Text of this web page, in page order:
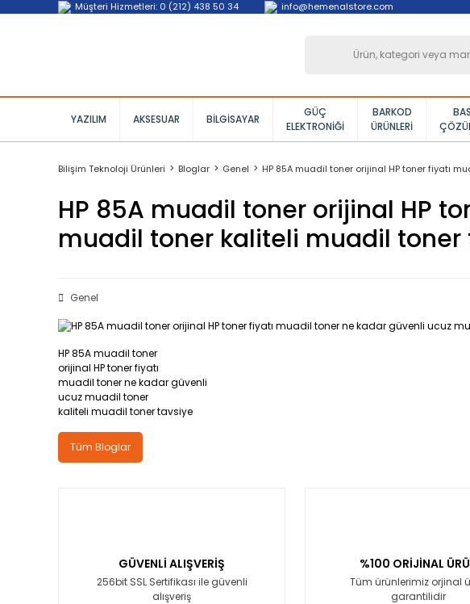
Müşteri Hizmetleri: 0 (212) 438 50 34 info@hemenalstore.com
YAZILIM AKSESUAR BILGISAYAR
GÜÇ
ELEKTRONIĞI
BARKOD
ÜRÜNLERI
Bilişim Teknoloji Ürünleri Bloglar Genel HP 85A muadil toner orijinal HP toner fiyatı
HP 85A muadil toner orijinal HP
muadil toner kaliteli muadil toner
Genel
HP 85A muadil toner
orijinal HP toner fiyatı
muadil toner ne kadar güvenli
ucuz muadil toner
kaliteli muadil toner tavsiye
Tüm Bloglar
GÜVENLİ ALIŞVERİŞ
256bit SSL Sertifikası ile güvenli
alışveriş
%100 ORİJİNAL
Tüm ürünlerimiz orjinal
garantilidir